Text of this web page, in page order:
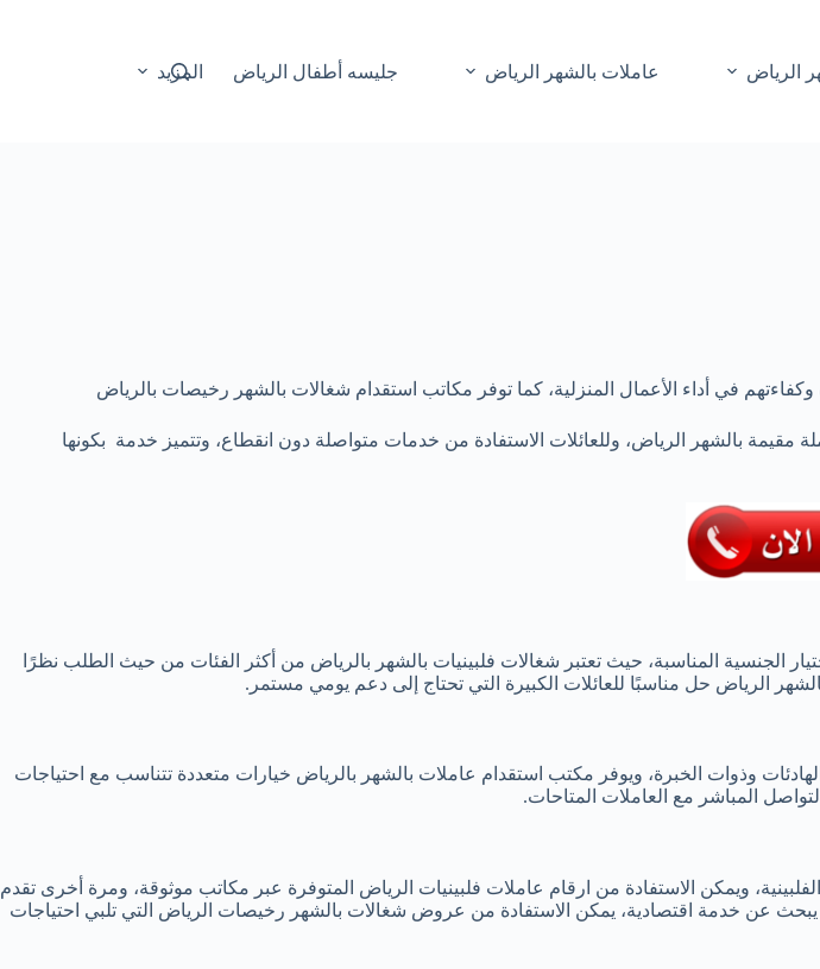
الرياض عاملات بالشهر الرياض جليسه أطفال الرياض المزيد
في أداء الأعمال المنزلية، كما توفر مكاتب استقدام شغالات بالشهر رخيصات بالرياض
مقيمة بالشهر الرياض، وللعائلات الاستفادة من خدمات متواصلة دون انقطاع، وتتميز خدمة بكونها
الجنسية المناسبة، حيث تعتبر شغالات فلبينيات بالشهر بالرياض من أكثر الفئات من حيث الطلب نظرًا
الرياض حل مناسبًا للعائلات الكبيرة التي تحتاج إلى دعم يومي مستمر.
وذوات الخبرة، ويوفر مكتب استقدام عاملات بالشهر بالرياض خيارات متعددة تتناسب مع احتياجات
المباشر مع العاملات المتاحات.
ويمكن الاستفادة من ارقام عاملات فلبينيات الرياض المتوفرة عبر مكاتب موثوقة، ومرة أخرى تقدم
يبحث عن خدمة اقتصادية، يمكن الاستفادة من عروض شغالات بالشهر رخيصات الرياض التي تلبي احتياجات